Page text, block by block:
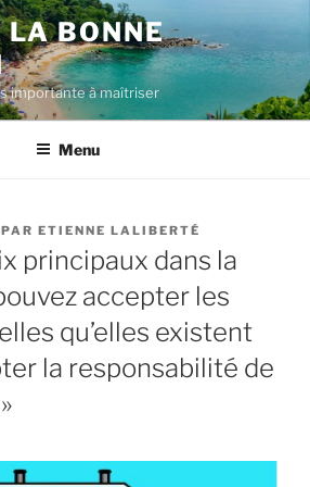
LA BONNE
importante à maîtriser
Menu
PAR ETIENNE LALIBERTÉ
principaux dans la
accepter les
qu’elles existent
la responsabilité de